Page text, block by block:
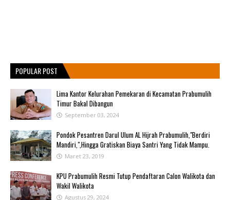
POPULAR POST
Lima Kantor Kelurahan Pemekaran di Kecamatan Prabumulih
Timur Bakal Dibangun
September 03, 2024
Pondok Pesantren Darul Ulum AL Hijrah Prabumulih,"Berdiri
Mandiri,",Hingga Gratiskan Biaya Santri Yang Tidak Mampu.
Maret 23, 2019
KPU Prabumulih Resmi Tutup Pendaftaran Calon Walikota dan
Wakil Walikota
Agustus 29, 2024